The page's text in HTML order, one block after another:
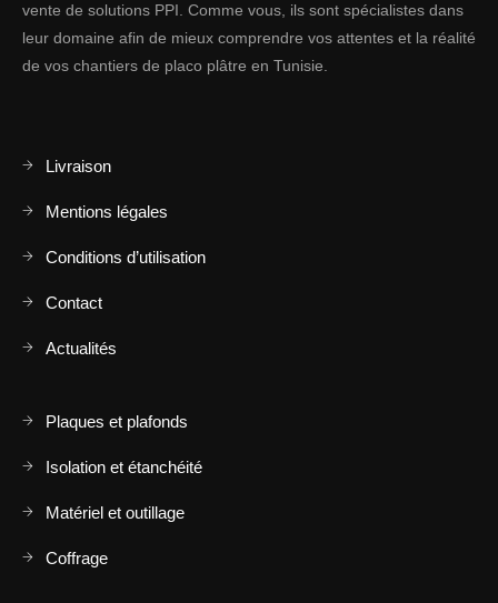
vente de solutions PPI. Comme vous, ils sont spécialistes dans
leur domaine afin de mieux comprendre vos attentes et la réalité
de vos chantiers de placo plâtre en Tunisie.
Livraison
Mentions légales
Conditions d’utilisation
Contact
Actualités
Plaques et plafonds
Isolation et étanchéité
Matériel et outillage
Coffrage